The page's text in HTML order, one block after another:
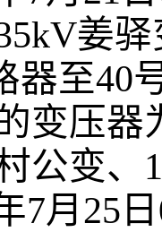
姜
器至40
变压器
公变、
7月25